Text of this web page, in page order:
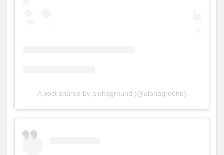
A post shared by alohaground (@alohaground)